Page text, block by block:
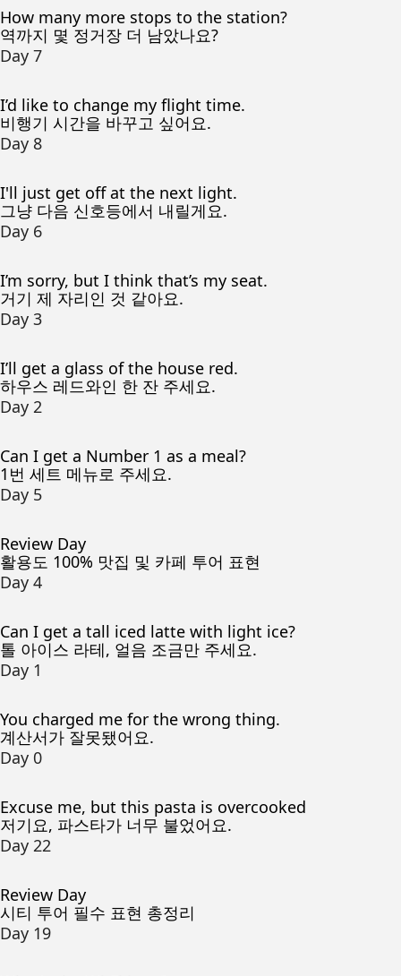
How many more stops to the station?
역까지 몇 정거장 더 남았나요?
Day 7
I’d like to change my flight time.
비행기 시간을 바꾸고 싶어요.
Day 8
I'll just get off at the next light.
그냥 다음 신호등에서 내릴게요.
Day 6
I’m sorry, but I think that’s my seat.
거기 제 자리인 것 같아요.
Day 3
I’ll get a glass of the house red.
하우스 레드와인 한 잔 주세요.
Day 2
Can I get a Number 1 as a meal?
1번 세트 메뉴로 주세요.
Day 5
Review Day
활용도 100% 맛집 및 카페 투어 표현
Day 4
Can I get a tall iced latte with light ice?
톨 아이스 라테, 얼음 조금만 주세요.
Day 1
You charged me for the wrong thing.
계산서가 잘못됐어요.
Day 0
Excuse me, but this pasta is overcooked
저기요, 파스타가 너무 불었어요.
Day 22
Review Day
시티 투어 필수 표현 총정리
Day 19